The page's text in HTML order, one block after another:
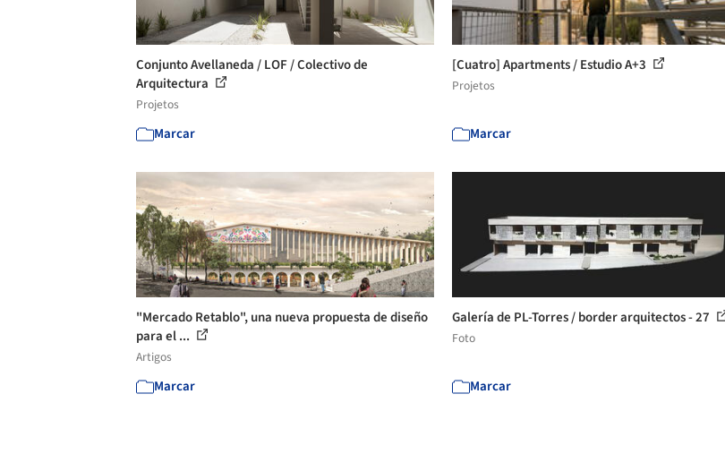
Conjunto Avellaneda / LOF / Colectivo de
Arquitectura
Projetos
Marcar
[Cuatro] Apartments / Estudio A+3
Projetos
Marcar
"Mercado Retablo", una nueva propuesta de diseño
para el ...
Artigos
Marcar
Galería de PL-Torres / border arquitectos - 27
Foto
Marcar